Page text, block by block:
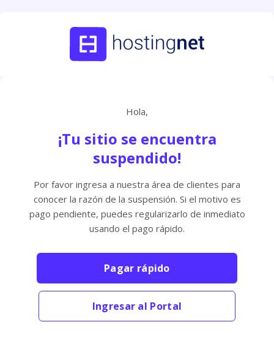
Hola,
¡Tu sitio se encuentra
suspendido!
Por favor ingresa a nuestra área de clientes para
conocer la razón de la suspensión. Si el motivo es
pago pendiente, puedes regularizarlo de inmediato
usando el pago rápido.
Pagar rápido
Ingresar al Portal